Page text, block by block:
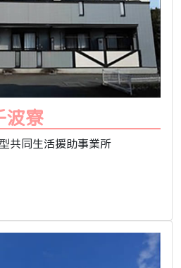
波寮
共同生活援助事業所